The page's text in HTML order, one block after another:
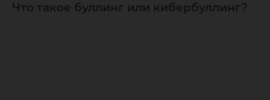
Что такое буллинг или кибербуллинг?